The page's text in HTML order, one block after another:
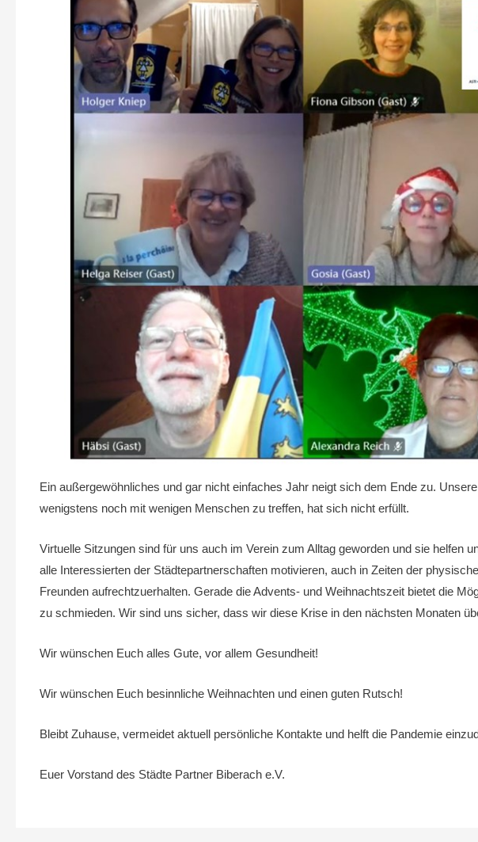
Ein außergewöhnliches und gar nicht einfaches Jahr neigt sich dem Ende zu.
wenigstens noch mit wenigen Menschen zu treffen, hat sich nicht erfüllt.
Virtuelle Sitzungen sind für uns auch im Verein zum Alltag geworden und sie helfen
alle Interessierten der Städtepartnerschaften motivieren, auch in Zeiten der
Freunden aufrechtzuerhalten. Gerade die Advents- und Weihnachtszeit bietet die
zu schmieden. Wir sind uns sicher, dass wir diese Krise in den nächsten Monaten
Wir wünschen Euch alles Gute, vor allem Gesundheit!
Wir wünschen Euch besinnliche Weihnachten und einen guten Rutsch!
Bleibt Zuhause, vermeidet aktuell persönliche Kontakte und helft die Pandemie
Euer Vorstand des Städte Partner Biberach e.V.